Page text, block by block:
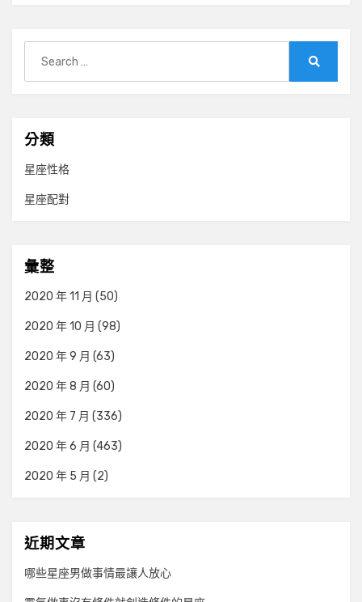
for:
分類
星座性格
星座配對
彙整
2020 年 11 月 (50)
2020 年 10 月 (98)
2020 年 9 月 (63)
2020 年 8 月 (60)
2020 年 7 月 (336)
2020 年 6 月 (463)
2020 年 5 月 (2)
近期文章
哪些星座男做事情最讓人放心